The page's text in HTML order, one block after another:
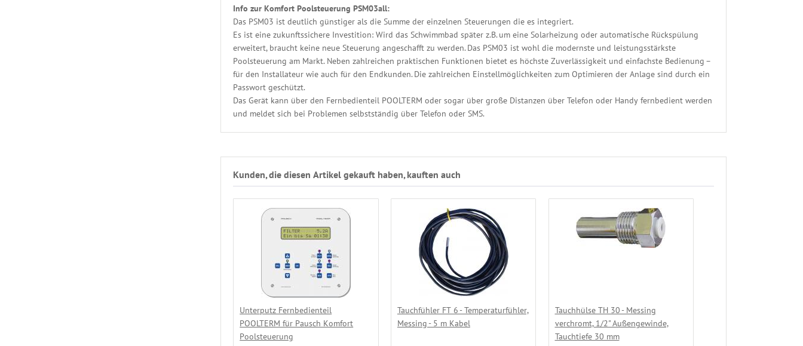
Info zur Komfort Poolsteuerung PSM03all:
Das PSM03 ist deutlich günstiger als die Summe der einzelnen Steuerungen die es integriert.
Es ist eine zukunftssichere Investition: Wird das Schwimmbad später z.B. um eine Solarheizung oder automatische Rückspülung
erweitert, braucht keine neue Steuerung angeschafft zu werden. Das PSM03 ist wohl die modernste und leistungsstärkste
Poolsteuerung am Markt. Neben zahlreichen praktischen Funktionen bietet es höchste Zuverlässigkeit und einfachste Bedienung –
für den Installateur wie auch für den Endkunden. Die zahlreichen Einstellmöglichkeiten zum Optimieren der Anlage sind durch ein
Passwort geschützt.
Das Gerät kann über den Fernbedienteil POOLTERM oder sogar über große Distanzen über Telefon oder Handy fernbedient werden
und meldet sich bei Problemen selbstständig über Telefon oder SMS.
Kunden, die diesen Artikel gekauft haben, kauften auch
Unterputz Fernbedienteil
POOLTERM für Pausch Komfort
Poolsteuerung
Tauchfühler FT 6 - Temperaturfühler,
Messing - 5 m Kabel
Tauchhülse TH 30 - Messing
verchromt, 1/2" Außengewinde,
Tauchtiefe 30 mm